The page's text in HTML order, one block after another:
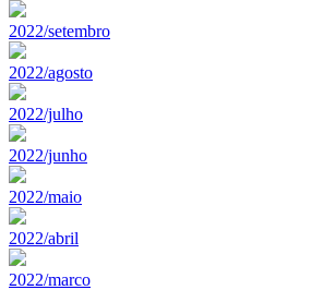
2022/setembro
2022/agosto
2022/julho
2022/junho
2022/maio
2022/abril
2022/marco